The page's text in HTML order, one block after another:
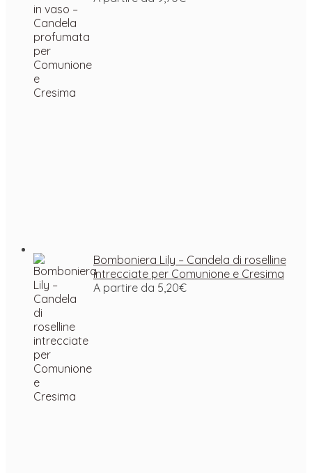
Bomboniera Lily – Candela di roselline
intrecciate per Comunione e Cresima
A partire da 5,20€